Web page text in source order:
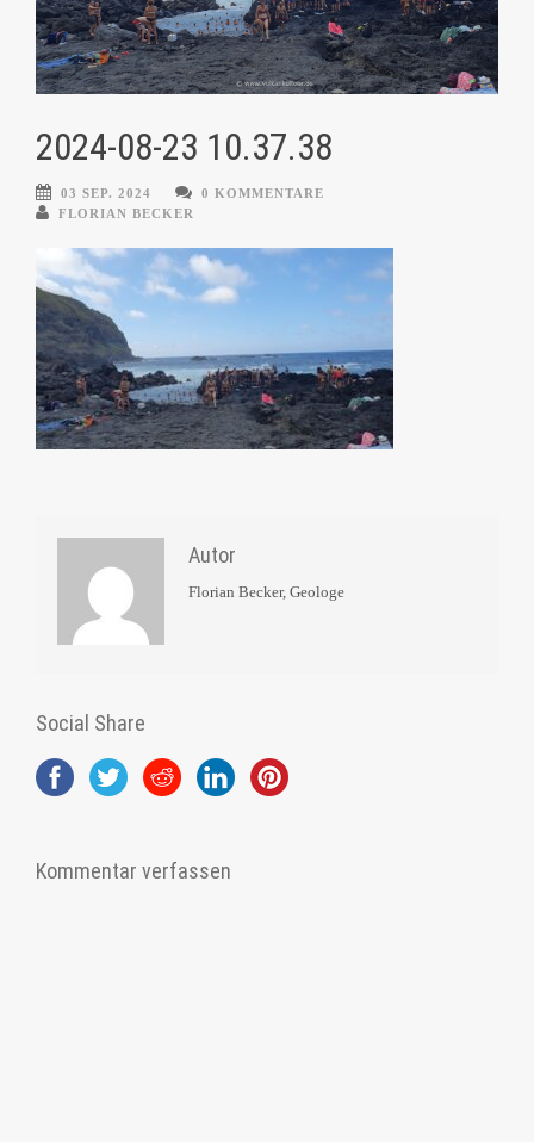
2024-08-23 10.37.38
03 SEP. 2024
0 KOMMENTARE
FLORIAN BECKER
Autor
Florian Becker, Geologe
Social Share
Kommentar verfassen